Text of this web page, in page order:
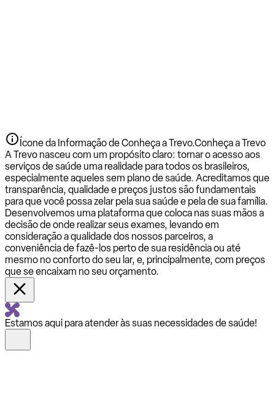
Ícone da Informação de Conheça a Trevo.Conheça a Trevo
A Trevo nasceu com um propósito claro: tornar o acesso aos
serviços de saúde uma realidade para todos os brasileiros,
especialmente aqueles sem plano de saúde. Acreditamos que
transparência, qualidade e preços justos são fundamentais
para que você possa zelar pela sua saúde e pela de sua família.
Desenvolvemos uma plataforma que coloca nas suas mãos a
decisão de onde realizar seus exames, levando em
consideração a qualidade dos nossos parceiros, a
conveniência de fazê-los perto de sua residência ou até
mesmo no conforto do seu lar, e, principalmente, com preços
que se encaixam no seu orçamento.
Estamos aqui para atender às suas necessidades de saúde!